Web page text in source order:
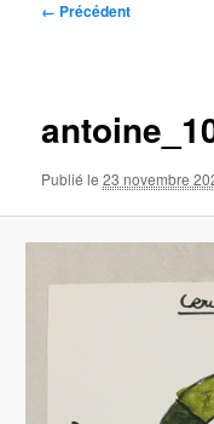
Navigation
← Précédent
Publié le23 novembre